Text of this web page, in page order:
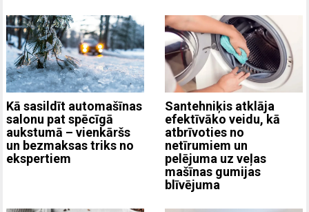
Kā sasildīt automašīnas
salonu pat spēcīgā
aukstumā – vienkāršs
un bezmaksas triks no
ekspertiem
Santehniķis atklāja
efektīvāko veidu, kā
atbrīvoties no
netīrumiem un
pelējuma uz veļas
mašīnas gumijas
blīvējuma